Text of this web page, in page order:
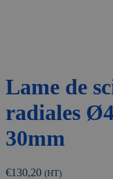
Lame de
radiales
30mm
€130,20 (HT)